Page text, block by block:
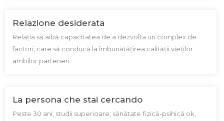
Relazione desiderata
Relația să aibă capacitatea de a dezvolta un complex de
factori, care să conducă la îmbunătățirea calității vieților
ambilor parteneri.
La persona che stai cercando
Peste 30 ani, studii superioare, sănătate fizică-psihică ok,